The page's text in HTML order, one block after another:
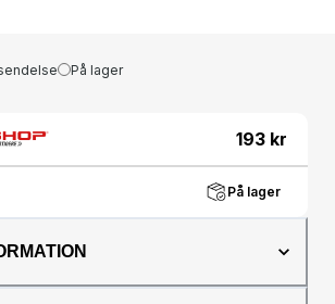
På lager
193 kr
På lager